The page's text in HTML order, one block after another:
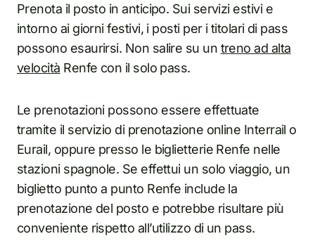
Prenota il posto in anticipo. Sui servizi estivi e
intorno ai giorni festivi, i posti per i titolari di pass
possono esaurirsi. Non salire su un treno ad alta
velocità Renfe con il solo pass.
Le prenotazioni possono essere effettuate
tramite il servizio di prenotazione online Interrail o
Eurail, oppure presso le biglietterie Renfe nelle
stazioni spagnole. Se effettui un solo viaggio, un
biglietto punto a punto Renfe include la
prenotazione del posto e potrebbe risultare più
conveniente rispetto all’utilizzo di un pass.